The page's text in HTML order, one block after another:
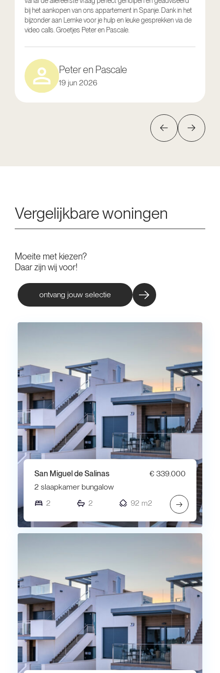
bij het aankopen van ons appartement in Spanje. Dank in het
bijzonder aan Lemke voor je hulp en leuke gesprekken via de
video calls. Groetjes Peter en Pascale.
Peter en Pascale
19 jun 2026
Vergelijkbare woningen
Moeite met kiezen?
Daar zijn wij voor!
ontvang jouw selectie
San Miguel de Salinas
€ 339.000
2 slaapkamer bungalow
2
2 92 m2 →